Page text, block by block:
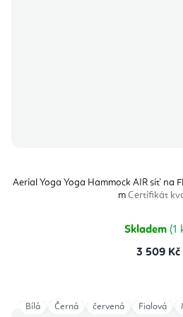
Aerial Yoga Yoga Hammock AIR síť na
m Certifikát
Skladem (1
3 509 Kč
Bílá Černá červená Fialová